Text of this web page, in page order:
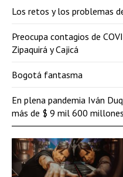
Los retos y los problemas
Preocupa contagios de
Zipaquirá y Cajicá
Bogotá fantasma
En plena pandemia Iván
más de $ 9 mil 600 millones